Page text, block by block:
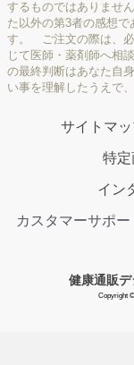
するものではありませ
た以外の第3者の感想
す。 ご注文の際は、
じて医師・薬剤師へ相
の最終判断はあなた自
い事を理解したうえで
サイトマ
特
イン
カスタマーサポ
健康通販
Copyright